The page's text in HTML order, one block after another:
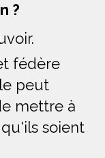
?
.
fédère
peut
mettre à
soient